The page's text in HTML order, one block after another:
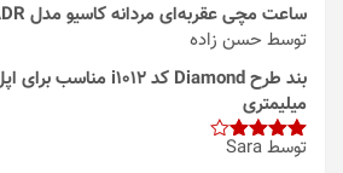
ساعت مچی عقربه‌ای مردانه کاسیو مدل GBA-800-1ADR
توسط حسن زاده
میلیمتری
امتیاز4 توسط Sara